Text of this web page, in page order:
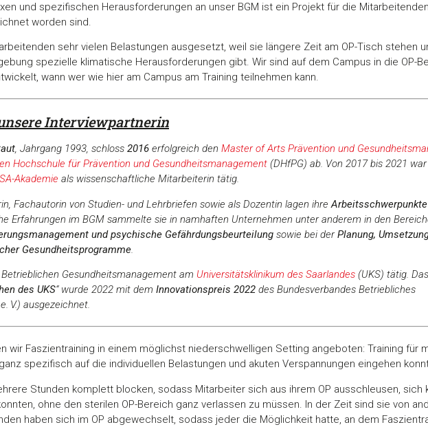
und spezifischen Herausforderungen an unser BGM ist ein Projekt für die
worden sind.
sehr vielen Belastungen ausgesetzt, weil sie längere Zeit am OP-Tisch stehen
spezielle klimatische Herausforderungen gibt. Wir sind auf dem Campus in die OP-
wann wer wie hier am Campus am Training teilnehmen kann.
Interviewpartnerin
, Jahrgang 1993, schloss 2016 erfolgreich den Master of Arts Prävention und
Hochschule für Prävention und Gesundheitsmanagement (DHfPG) ab. Von 2017 bis 2021
Akademie als wissenschaftliche Mitarbeiterin tätig.
Fachautorin von Studien- und Lehrbriefen sowie als Dozentin lagen ihre
Erfahrungen im BGM sammelte sie in namhaften Unternehmen unter anderem in den
und psychische Gefährdungsbeurteilung sowie bei derPlanung,
Gesundheitsprogramme.
Gesundheitsmanagement am Universitätsklinikum des Saarlandes (UKS) tätig.
des UKS“ wurde 2022 mit dem Innovationspreis 2022 des Bundesverbandes Betriebliches
V.) ausgezeichnet.
wir Faszientraining in einem möglichst niederschwelligen Setting angeboten: Training für
spezifisch auf die individuellen Belastungen und akuten Verspannungen eingehen
Stunden komplett blocken, sodass Mitarbeiter sich aus ihrem OP ausschleusen, sich
ohne den sterilen OP-Bereich ganz verlassen zu müssen. In der Zeit sind sie von
haben sich im OP abgewechselt, sodass jeder die Möglichkeit hatte, an dem